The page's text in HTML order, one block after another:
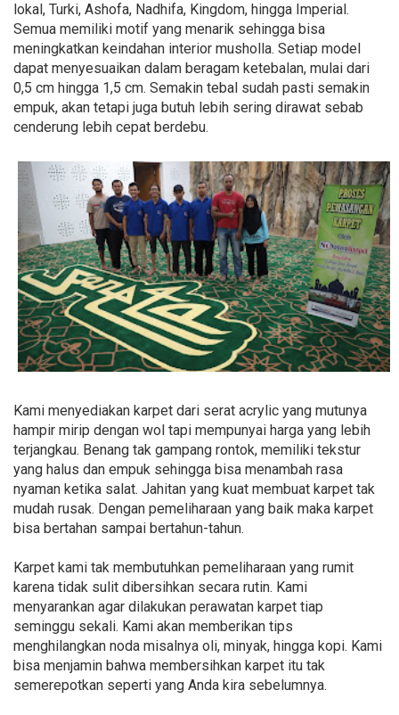
lokal, Turki, Ashofa, Nadhifa, Kingdom, hingga Imperial.
Semua memiliki motif yang menarik sehingga bisa
meningkatkan keindahan interior musholla. Setiap model
dapat menyesuaikan dalam beragam ketebalan, mulai dari
0,5 cm hingga 1,5 cm. Semakin tebal sudah pasti semakin
empuk, akan tetapi juga butuh lebih sering dirawat sebab
cenderung lebih cepat berdebu.
Kami menyediakan karpet dari serat acrylic yang mutunya
hampir mirip dengan wol tapi mempunyai harga yang lebih
terjangkau. Benang tak gampang rontok, memiliki tekstur
yang halus dan empuk sehingga bisa menambah rasa
nyaman ketika salat. Jahitan yang kuat membuat karpet tak
mudah rusak. Dengan pemeliharaan yang baik maka karpet
bisa bertahan sampai bertahun-tahun.
Karpet kami tak membutuhkan pemeliharaan yang rumit
karena tidak sulit dibersihkan secara rutin. Kami
menyarankan agar dilakukan perawatan karpet tiap
seminggu sekali. Kami akan memberikan tips
menghilangkan noda misalnya oli, minyak, hingga kopi. Kami
bisa menjamin bahwa membersihkan karpet itu tak
semerepotkan seperti yang Anda kira sebelumnya.